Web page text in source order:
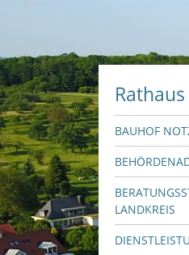
Rathaus
BAUHOF
LANDKREIS